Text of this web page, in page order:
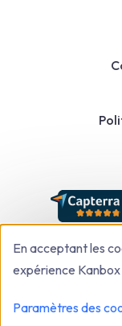
Kanbox: LinkedIn &
En acceptant les
expérience
Paramètres des